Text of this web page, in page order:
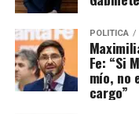
POLITICA
Fe: “Si
mío, no
cargo”